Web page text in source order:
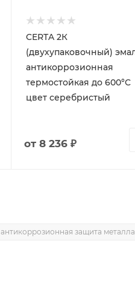
CERTA 2К
(двухупаковочный) эмаль
антикоррозионная
термостойкая до 600°С
цвет серебристый
от 8 236 ₽
антикоррозионная защита металла